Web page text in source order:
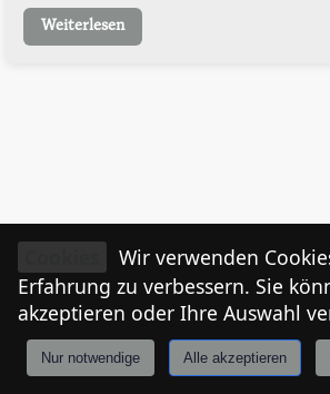
Weiterlesen
Anmelden
Wir verwenden
Erfahrung zu verbessern. Sie
akzeptieren oder Ihre Auswahl
Nur notwendige Alle akzeptieren